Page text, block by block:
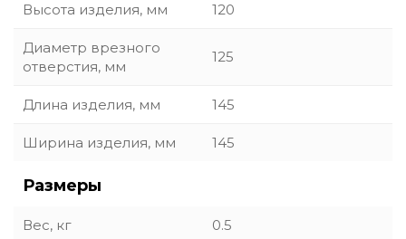
Высота изделия, мм 120
Диаметр врезного
отверстия, мм
125
Длина изделия, мм 145
Ширина изделия, мм 145
Размеры
Вес, кг 0.5